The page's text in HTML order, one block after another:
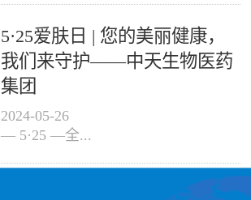
5·25爱肤日 | 您的美丽健康，
我们来守护——中天生物医药
集团
2024-05-26
— 5·25 —全...